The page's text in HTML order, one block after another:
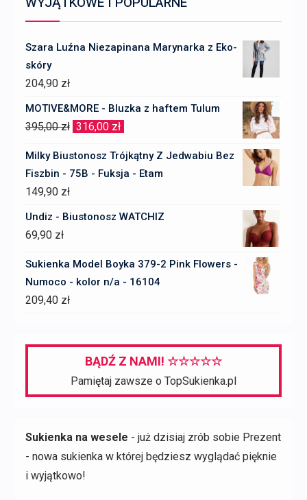
Szara Luźna Niezapinana Marynarka z Eko-
skóry
204,90 zł
MOTIVE&MORE - Bluzka z haftem Tulum
395,00zł Pierwotna
316,00 zł
wynosi:
Milky Biustonosz Trójkątny Z Jedwabiu Bez
Fiszbin - 75B - Fuksja - Etam
149,90 zł
Undiz - Biustonosz WATCHIZ
69,90 zł
Sukienka Model Boyka 379-2 Pink Flowers -
Numoco - kolor n/a - 16104
209,40 zł
BĄDŹ Z NAMI! ☆☆☆☆☆
Pamiętaj zawsze o TopSukienka.pl
Sukienka na wesele - już dzisiaj zrób sobie Prezent
- nowa sukienka w której będziesz wyglądać pięknie
i wyjątkowo!